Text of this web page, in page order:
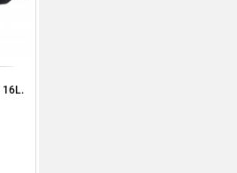
16L.